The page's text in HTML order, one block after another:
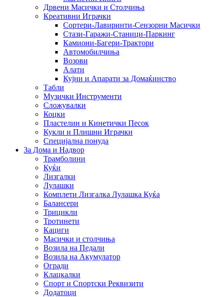
Дрвени Масички и Столчиња
Креативни Играчки
Сортери-Лавиринти-Сензорни Масички
Стази-Гаражи-Станици-Паркинг
Камиони-Багери-Трактори
Автомобилчиња
Возови
Алати
Кујни и Апарати за Домаќинство
Табли
Музички Инструменти
Сложувалки
Коцки
Пластелин и Кинетички Песок
Кукли и Плишни Играчки
Специјална понуда
За Дома и Надвор
Трамболини
Куќи
Лизгалки
Лулашки
Комплети Лизгалка Лулашка Куќа
Балансери
Трицикли
Тротинети
Кациги
Mасички и столчиња
Возила на Педали
Возила на Акумулатор
Огради
Клацкалки
Спорт и Спортски Реквизити
Додатоци